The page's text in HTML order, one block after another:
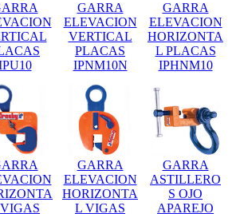
GARRA
ELEVACION
VERTICAL
PLACAS
IPNM10N
GARRA
ELEVACION
HORIZONTA
L PLACAS
IPHNM10
GARRA
ELEVACION
HORIZONTA
L VIGAS
GARRA
ASTILLERO
S OJO
APAREJO